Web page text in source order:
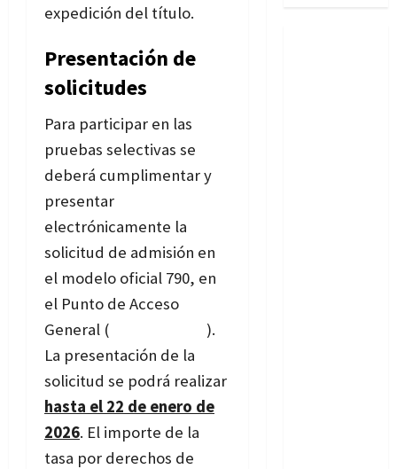
expedición del título.
Presentación de
solicitudes
Para participar en las
pruebas selectivas se
deberá cumplimentar y
presentar
electrónicamente la
solicitud de admisión en
el modelo oficial 790, en
el Punto de Acceso
General (
).
La presentación de la
solicitud se podrá realizar
hasta el 22 de enero de
2026. El importe de la
tasa por derechos de